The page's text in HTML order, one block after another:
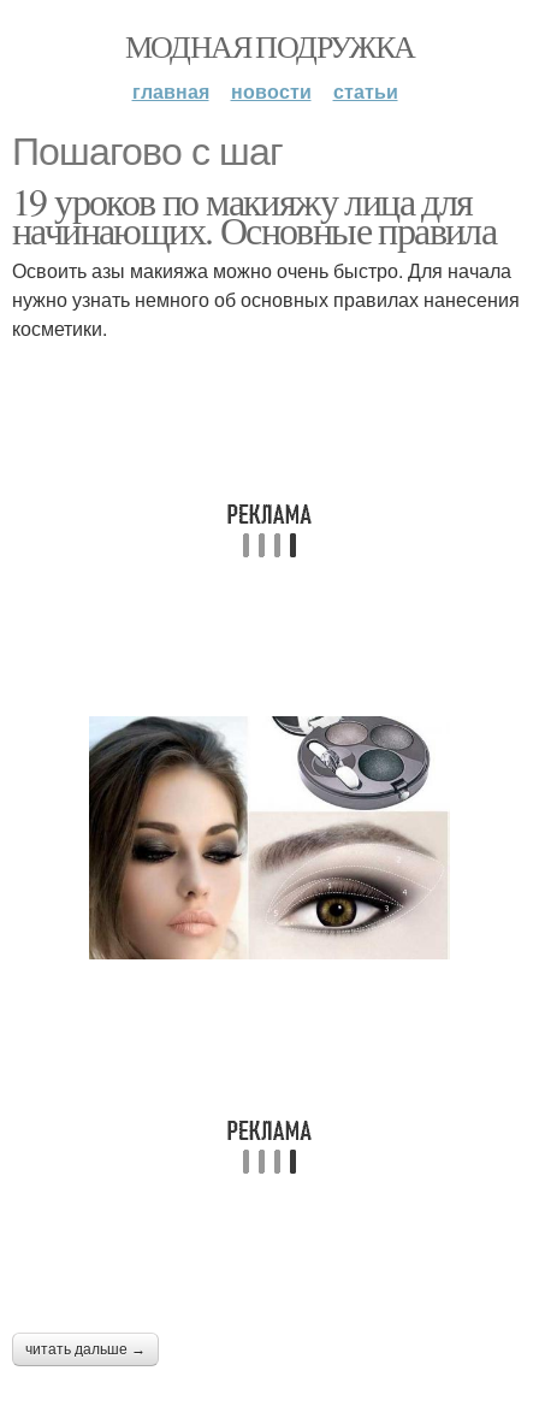
МОДНАЯ ПОДРУЖКА
главная новости статьи
Пошагово с шаг
19 уроков по макияжу лица для
начинающих. Основные правила
Освоить азы макияжа можно очень быстро. Для начала
нужно узнать немного об основных правилах нанесения
косметики.
читать дальше →